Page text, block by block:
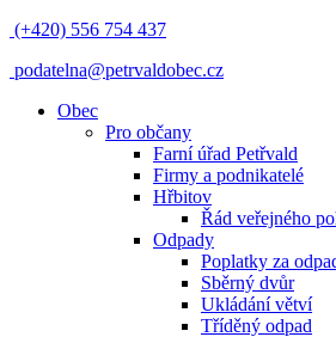
(+420) 556 754 437
podatelna@petrvaldobec.cz
Obec
Pro občany
Farní úřad Petřvald
Firmy a podnikatelé
Hřbitov
Řád veřejného
Odpady
Poplatky za
Sběrný dvůr
Ukládání větví
Tříděný odpad